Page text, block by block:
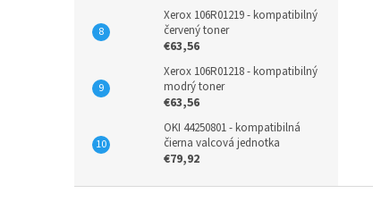
Xerox 106R01219 - kompatibilný
červený toner
€63,56
Xerox 106R01218 - kompatibilný
modrý toner
€63,56
OKI 44250801 - kompatibilná
čierna valcová jednotka
€79,92